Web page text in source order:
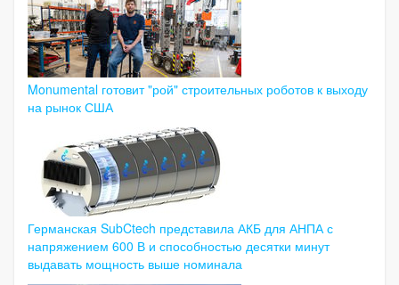
Monumental готовит "рой" строительных роботов к выходу
на рынок США
Германская SubCtech представила АКБ для АНПА с
напряжением 600 В и способностью десятки минут
выдавать мощность выше номинала